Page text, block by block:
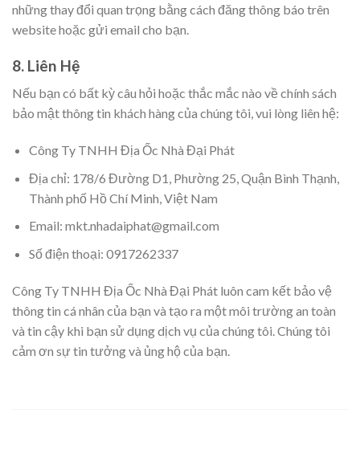
những thay đổi quan trọng bằng cách đăng thông báo trên
website hoặc gửi email cho bạn.
8. Liên Hệ
Nếu bạn có bất kỳ câu hỏi hoặc thắc mắc nào về chính sách
bảo mật thông tin khách hàng của chúng tôi, vui lòng liên hệ:
Công Ty TNHH Địa Ốc Nhà Đại Phát
Địa chỉ: 178/6 Đường D1, Phường 25, Quận Bình Thạnh,
Thành phố Hồ Chí Minh, Việt Nam
Email: mkt.nhadaiphat@gmail.com
Số điện thoại: 0917262337
Công Ty TNHH Địa Ốc Nhà Đại Phát luôn cam kết bảo vệ
thông tin cá nhân của bạn và tạo ra một môi trường an toàn
và tin cậy khi bạn sử dụng dịch vụ của chúng tôi. Chúng tôi
cảm ơn sự tin tưởng và ủng hộ của bạn.